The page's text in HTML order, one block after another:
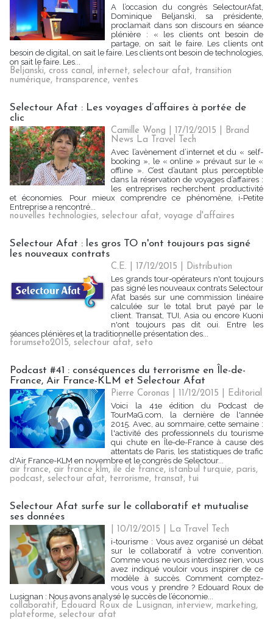
A l’occasion du congrès SelectourAfat,
Dominique Beljanski, sa présidente,
proclamait dans son discours en séance
plénière : « les clients ont besoin de
partage, on sait le faire. Les clients ont
besoin de digital, on sait le faire. Les clients ont besoin de technologies,
on sait le faire. Les...
Beljanski, cross canal, internet, selectour afat, transition
numérique, transparence, ventes
Selectour Afat : Les voyages d’affaires à portée de
clic
Camille Wong | 17/12/2015
Brand
News La Travel Tech
Avec l’avènement d’internet et du « self-
booking », le « online » prévaut sur le «
offline ». C’est d’autant plus perceptible
dans la réservation de voyages d’affaires :
les entreprises recherchent productivité
et économies. Pour mieux comprendre ce phénomène, i-Petite
Entreprise a rencontré...
nouvelles technologies, selectour afat, voyage d'affaires
Selectour Afat : les gros TO n'ont toujours pas signé
les nouveaux contrats
C.E. | 17/12/2015
Distribution
Les grands tour-opérateurs n'ont toujours
pas signé les nouveaux contrats Selectour
Afat basés sur une commission linéaire
calculée sur le total brut payé par le
client. Transat, TUI, Asia ou encore Kuoni
n'ont toujours pas dit oui. Entre les
séances plénières et la traditionnelle présentation des...
forumseto2015, selectour afat, seto
Podcast #41 : conséquences du terrorisme en Île-de-
France, Air France-KLM et Selectour Afat
Pierre Coronas | 11/12/2015
Editorial
Voici la 41e édition du Podcast de
TourMaG.com, la dernière de l'année
2015. Avec, au sommaire, cette semaine :
l'activité des professionnels du tourisme
qui chute en Île-de-France à cause des
attentats de Paris, les statistiques de trafic
d'Air France-KLM en novembre et le congrès de Selectour...
air france, air france klm, ile de france, istanbul turquie, paris,
podcast, selectour afat, terrorisme, transat, tui
Selectour Afat surfe sur le collaboratif et mutualise
ses données
| 10/12/2015
La Travel Tech
i-tourisme : Vous avez organisé un débat
sur le collaboratif à votre convention.
Comme vous ne vous interdisez rien, vous
avez indiqué vouloir vous inspirer de ce
modèle à succès. Comment comptez-
vous vous y prendre ? Edouard Roux de
Lusignan : Nous avons analysé le succès de l’économie...
collaboratif, Edouard Roux de Lusignan, interview, marketing,
plateforme, selectour afat